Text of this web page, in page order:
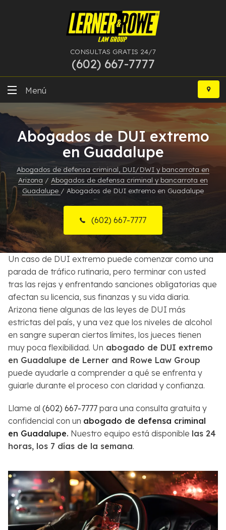
CONSULTAS GRATIS 24/7
(602) 667-7777
Ir
contenido
Menú
DUI
Delitos Graves
Bancarrota
Más Especialidades
Recursos
Sobre Nosotros
Contactos
English
Buscar
Abogados de DUI extremo
en Guadalupe
Abogados de defensa criminal, DUI/DWI y bancarrota en
Arizona / Abogados de defensa criminal y bancarrota en
Guadalupe / Abogados de DUI extremo en Guadalupe
(602) 667-7777
Un caso de DUI extremo puede comenzar como una
parada de tráfico rutinaria, pero terminar con usted
tras las rejas y enfrentando sanciones obligatorias que
afectan su licencia, sus finanzas y su vida diaria.
Arizona tiene algunas de las leyes de DUI más
estrictas del país, y una vez que los niveles de alcohol
en sangre superan ciertos límites, los jueces tienen
muy poca flexibilidad. Un abogado de DUI extremo
en Guadalupe de Lerner and Rowe Law Group
puede ayudarle a comprender a qué se enfrenta y
guiarle durante el proceso con claridad y confianza.
Llame al (602) 667-7777 para una consulta gratuita y
confidencial con un abogado de defensa criminal
en Guadalupe. Nuestro equipo está disponible las 24
horas, los 7 días de la semana.